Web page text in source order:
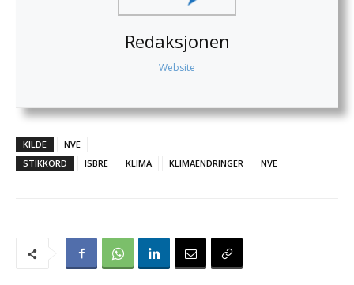
Redaksjonen
Website
KILDE
NVE
STIKKORD
ISBRE KLIMA KLIMAENDRINGER NVE